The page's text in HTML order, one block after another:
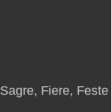
Sagre, Fiere,